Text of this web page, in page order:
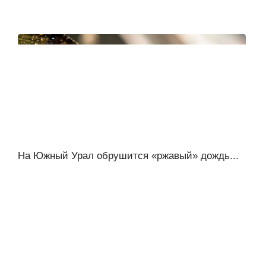
На Южный Урал обрушится «ржавый» дождь...